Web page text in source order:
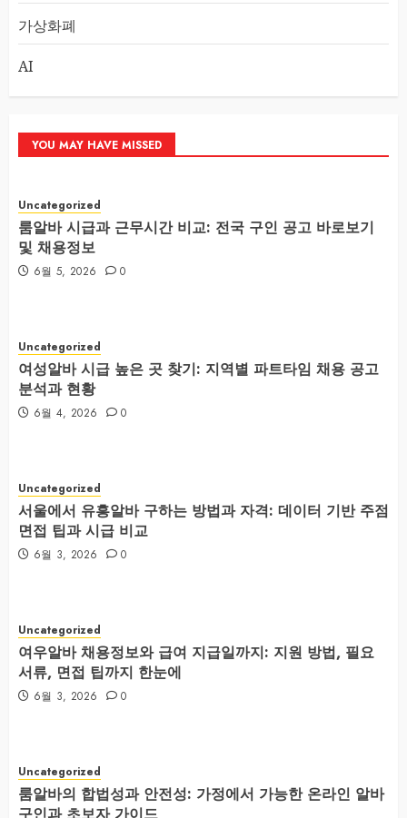
가상화폐
AI
YOU MAY HAVE MISSED
Uncategorized
룸알바 시급과 근무시간 비교: 전국 구인 공고 바로보기
및 채용정보
6월 5, 2026 0
Uncategorized
여성알바 시급 높은 곳 찾기: 지역별 파트타임 채용 공고
분석과 현황
6월 4, 2026 0
Uncategorized
서울에서 유흥알바 구하는 방법과 자격: 데이터 기반 주점
면접 팁과 시급 비교
6월 3, 2026 0
Uncategorized
여우알바 채용정보와 급여 지급일까지: 지원 방법, 필요
서류, 면접 팁까지 한눈에
6월 3, 2026 0
Uncategorized
룸알바의 합법성과 안전성: 가정에서 가능한 온라인 알바